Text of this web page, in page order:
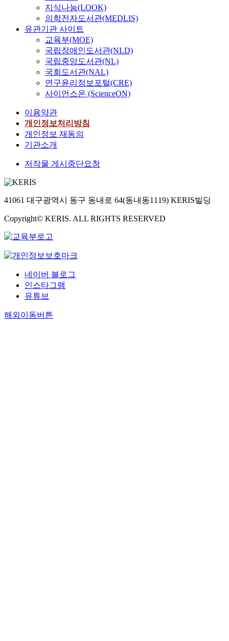
지식나눔(LOOK)
의학전자도서관(MEDLIS)
유관기관 사이트
교육부(MOE)
국립장애인도서관(NLD)
국립중앙도서관(NL)
국회도서관(NAL)
연구윤리정보포털(CRE)
사이언스온 (ScienceON)
이용약관
개인정보처리방침
개인정보 재동의
기관소개
저작물 게시중단요청
41061 대구광역시 동구 동내로 64(동내동1119) KERIS빌딩
Copyright© KERIS. ALL RIGHTS RESERVED
네이버 블로그
인스타그램
유튜브
해외이동버튼